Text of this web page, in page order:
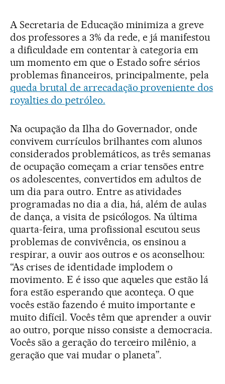
A Secretaria de Educação minimiza a greve
dos professores a 3% da rede, e já manifestou
a dificuldade em contentar à categoria em
um momento em que o Estado sofre sérios
problemas financeiros, principalmente, pela
queda brutal de arrecadação proveniente dos
royalties do petróleo.
Na ocupação da Ilha do Governador, onde
convivem currículos brilhantes com alunos
considerados problemáticos, as três semanas
de ocupação começam a criar tensões entre
os adolescentes, convertidos em adultos de
um dia para outro. Entre as atividades
programadas no dia a dia, há, além de aulas
de dança, a visita de psicólogos. Na última
quarta-feira, uma profissional escutou seus
problemas de convivência, os ensinou a
respirar, a ouvir aos outros e os aconselhou:
“As crises de identidade implodem o
movimento. E é isso que aqueles que estão lá
fora estão esperando que aconteça. O que
vocês estão fazendo é muito importante e
muito difícil. Vocês têm que aprender a ouvir
ao outro, porque nisso consiste a democracia.
Vocês são a geração do terceiro milênio, a
geração que vai mudar o planeta”.